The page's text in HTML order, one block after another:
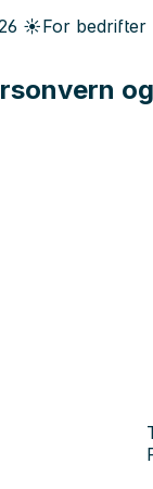
☀️For bedrifter